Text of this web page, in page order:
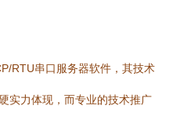
RTU串口服务器软件，其技术
实力体现，而专业的技术推广